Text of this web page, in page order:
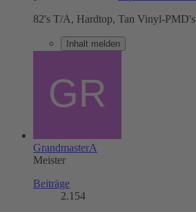
82's T/A, Hardtop, Tan Vinyl-PMD's
Inhalt melden
GrandmasterA
Meister
Beiträge
2.154